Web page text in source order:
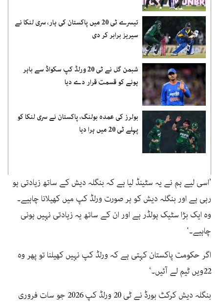
تیسرے ٹی 20 میں پاکستان کی ہار، سری لنکا نے
سیریز برابر کر دی
شبمن گل نے ٹی 20 ورلڈ کپ سکواڈ سے باہر
ہونے کو قسمت قرار دے دیا
بولرز کی عمدہ بولنگ، پاکستان نے سری لنکا کو
پہلے ٹی 20 میں ہرا دیا
’اسی لیے ہم نے یہ سٹینڈ لیا ہے کہ بنگلہ دیش کے ساتھ زیادتی ہو
رہی ہے اور بنگلہ دیش کو ہر صورت ورلڈ کپ میں کھیلانا چاہیے۔
وہ ایک بڑا سٹیک ہولڈر ہے اور ان کے ساتھ یہ زیادتی نہیں ہونی
چاہیے۔‘
اگر حکومت پاکستان کہتی ہے کہ ورلڈ کپ نہیں کھیلنا تو پھر وہ
22ویں ٹیم لے آئیں۔‘
بنگلہ دیش کرکٹ بورڈ نے ٹی 20 ورلڈ کپ 2026 جو سات فروری